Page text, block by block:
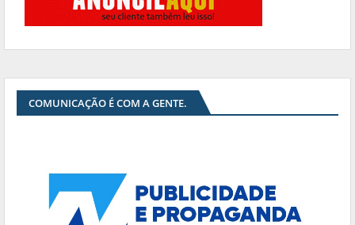
COMUNICAÇÃO É COM A GENTE.